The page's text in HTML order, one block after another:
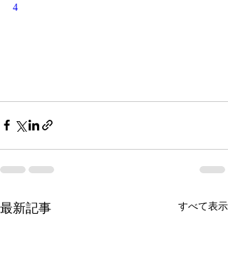
4
最新記事 すべて表示